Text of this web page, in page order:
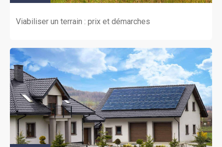
Viabiliser un terrain : prix et démarches